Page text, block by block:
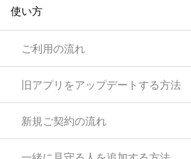
使い方
ご利用の流れ
旧アプリをアップデートする方法
新規ご契約の流れ